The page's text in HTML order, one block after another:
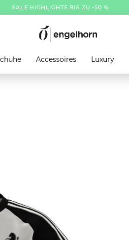
SALE HIGHLIGHTS BIS ZU -50 %
Accessoires Luxury